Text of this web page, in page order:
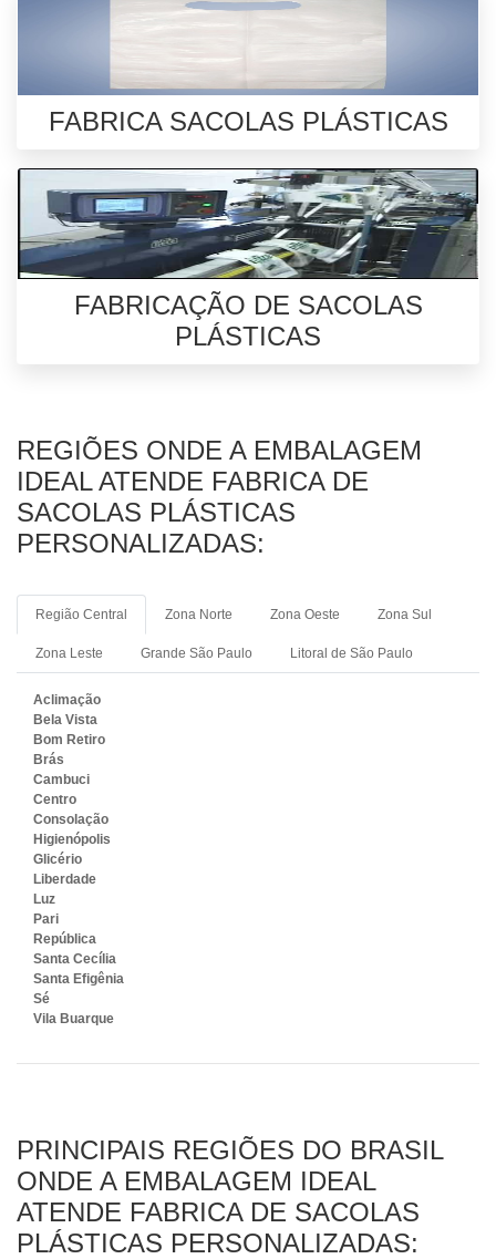
FABRICA SACOLAS PLÁSTICAS
FABRICAÇÃO DE SACOLAS
PLÁSTICAS
REGIÕES ONDE A EMBALAGEM
IDEAL ATENDE FABRICA DE
SACOLAS PLÁSTICAS
PERSONALIZADAS:
Região Central Zona Norte Zona Oeste Zona Sul
Zona Leste Grande São Paulo Litoral de São Paulo
Aclimação
Bela Vista
Bom Retiro
Brás
Cambuci
Centro
Consolação
Higienópolis
Glicério
Liberdade
Luz
Pari
República
Santa Cecília
Santa Efigênia
Sé
Vila Buarque
PRINCIPAIS REGIÕES DO BRASIL
ONDE A EMBALAGEM IDEAL
ATENDE FABRICA DE SACOLAS
PLÁSTICAS PERSONALIZADAS: